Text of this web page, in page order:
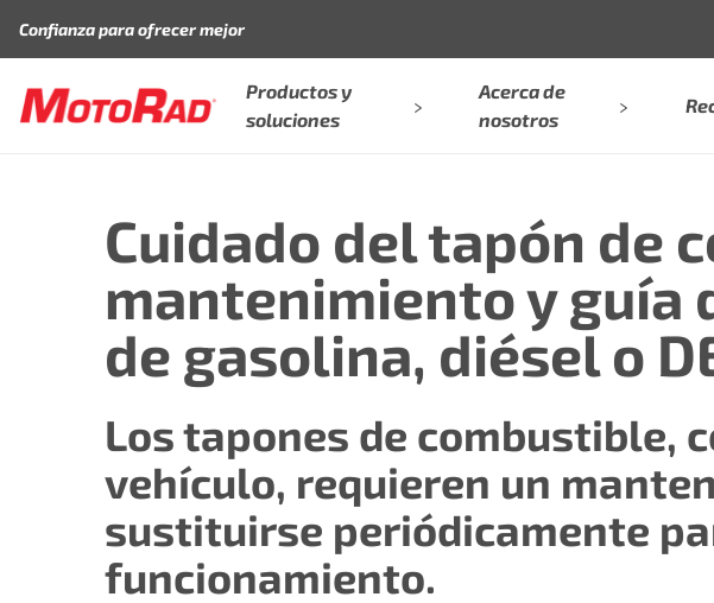
Confianza para ofrecer mejor
Productos y
soluciones
Acerca de
nosotros
Cuidado del tapón de
mantenimiento y guía
de gasolina, diésel o
Los tapones de combustible,
vehículo, requieren un
sustituirse periódicamente
funcionamiento.